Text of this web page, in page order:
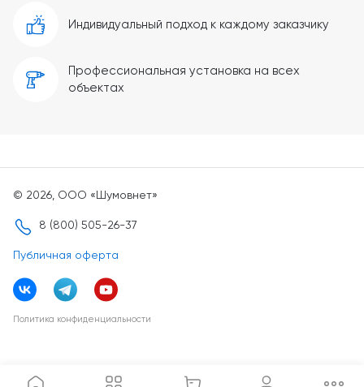
Индивидуальный подход к каждому заказчику
Профессиональная установка на всех
объектах
© 2026, ООО «Шумовнет»
8 (800) 505-26-37
Публичная оферта
Политика конфиденциальности